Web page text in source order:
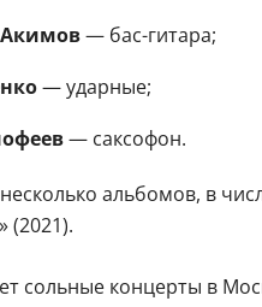
Акимов— бас-гитара;
— ударные;
— саксофон.
альбомов, в
(2021).
сольные концерты в